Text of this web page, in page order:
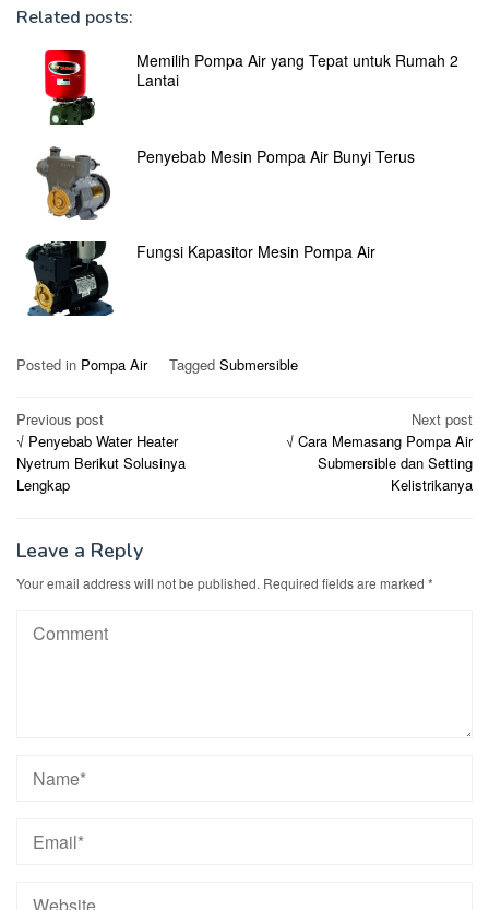
Related posts:
Memilih Pompa Air yang Tepat untuk Rumah 2
Lantai
Penyebab Mesin Pompa Air Bunyi Terus
Fungsi Kapasitor Mesin Pompa Air
Posted in Pompa Air Tagged Submersible
Post
navigation
Previous post
√ Penyebab Water Heater
Nyetrum Berikut Solusinya
Lengkap
Next post
√ Cara Memasang Pompa Air
Submersible dan Setting
Kelistrikanya
Leave a Reply
Your email address will not be published. Required fields are marked *